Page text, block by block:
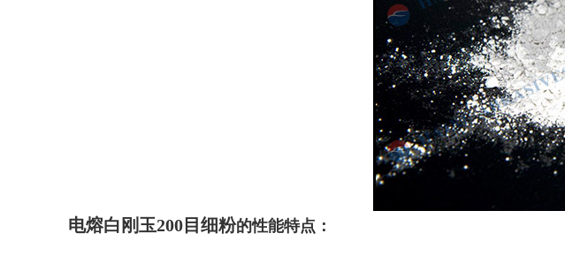
电熔白刚玉200目细粉的性能特点：